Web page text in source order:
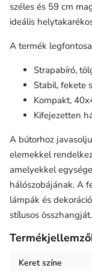
széles és 59 cm
ideális
A termék
Strapabíró,
Stabil, fekete
Kompakt,
Kifejezetten
A bútorhoz
elemekkel
amelyekkel
hálószobájának. A
lámpák és
stílusos összhangját.
Keret színe